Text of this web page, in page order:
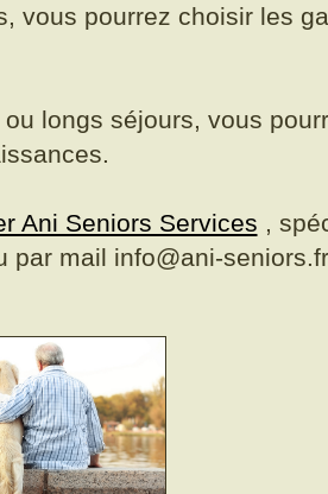
vous pourrez choisir les
longs séjours, vous
Ani Seniors Services ,
par mail info@ani-seniors.fr